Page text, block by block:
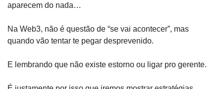
aparecem do nada…
Na Web3, não é questão de “se vai acontecer”, mas
quando vão tentar te pegar desprevenido.
E lembrando que não existe estorno ou ligar pro gerente.